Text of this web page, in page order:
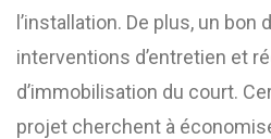
l’installation. De plus, un bon
interventions d’entretien et
d’immobilisation du court.
projet cherchent à